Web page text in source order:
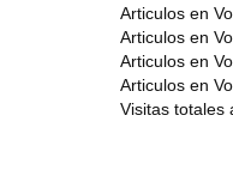
Articulos en
Articulos en
Articulos en
Articulos en
Visitas totales